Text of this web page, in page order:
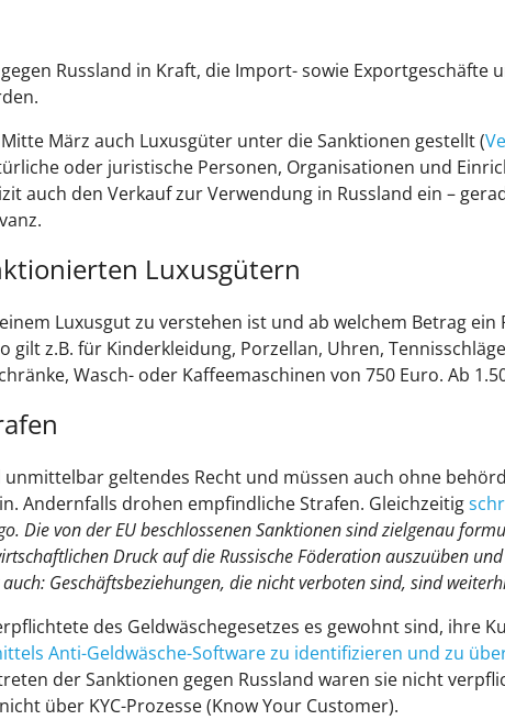
Russland in Kraft, die Import- sowie
März auch Luxusgüter unter die Sanktionen gestellt (
oder juristische Personen, Organisationen und
auch den Verkauf zur Verwendung in Russland ein –
Luxusgütern
Luxusgut zu verstehen ist und ab welchem Betrag
z.B. für Kinderkleidung, Porzellan, Uhren,
Wasch- oder Kaffeemaschinen von 750 Euro. Ab
unmittelbar geltendes Recht und müssen auch ohne
Andernfalls drohen empfindliche Strafen. Gleichzeitig
Die von der EU beschlossenen Sanktionen sind zielgenau
Druck auf die Russische Föderation auszuüben
Geschäftsbeziehungen, die nicht verboten sind, sind
des Geldwäschegesetzes es gewohnt sind, ihre
Anti-Geldwäsche-Software zu identifizieren und zu
der Sanktionen gegen Russland waren sie nicht
über KYC-Prozesse (Know Your Customer).